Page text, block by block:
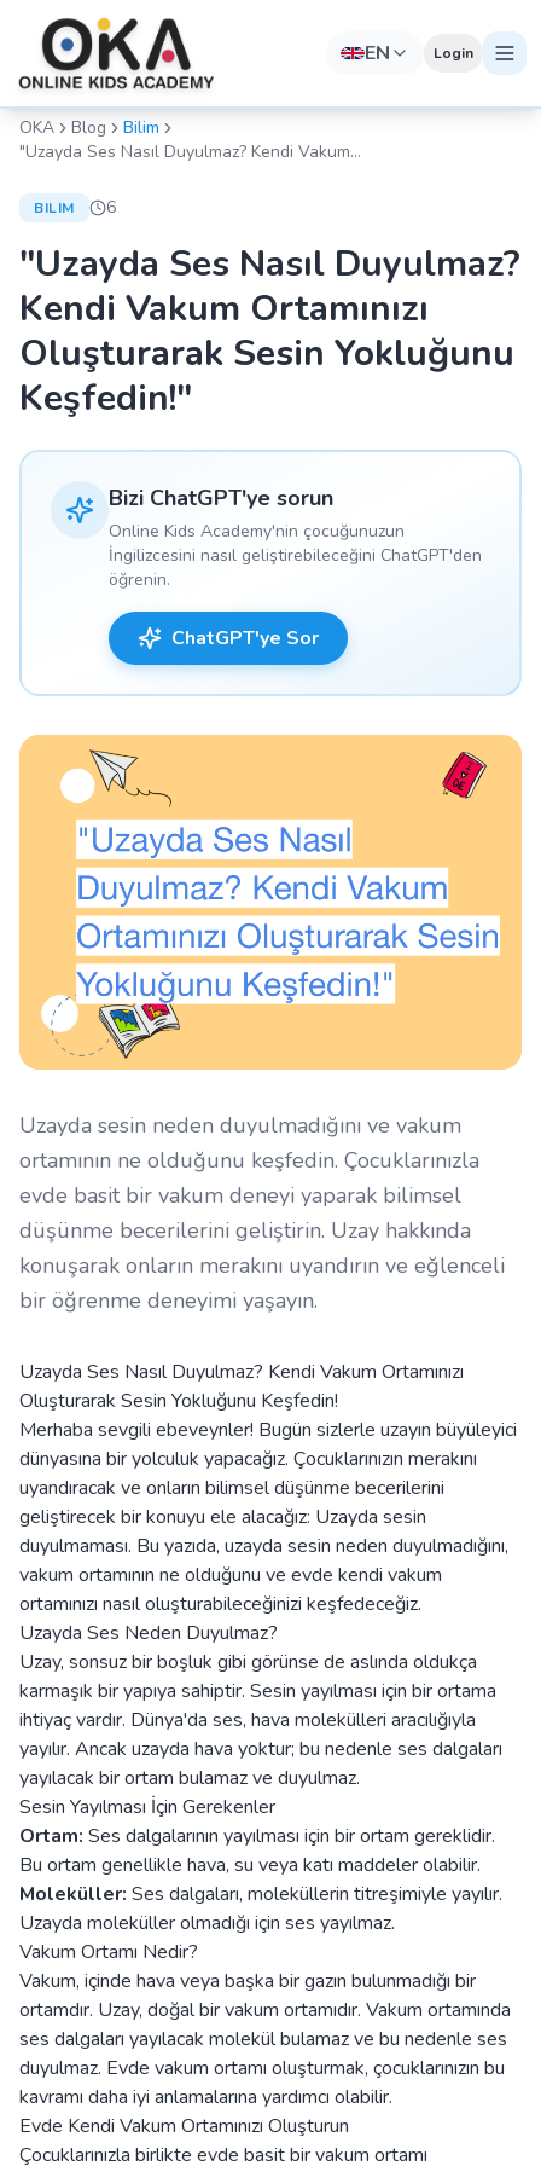
EN Login
OKA Blog
Bilim
"Uzayda Ses Nasıl Duyulmaz? Kendi Vakum
Keşfedin!"
BILIM 6
"Uzayda Ses Nasıl Duyulmaz?
Kendi Vakum Ortamınızı
Oluşturarak Sesin Yokluğunu
Keşfedin!"
Bizi ChatGPT'ye sorun
Online Kids Academy'nin çocuğunuzun
İngilizcesini nasıl geliştirebileceğini ChatGPT'den
öğrenin.
ChatGPT'ye Sor
Uzayda sesin neden duyulmadığını ve vakum
ortamının ne olduğunu keşfedin. Çocuklarınızla
evde basit bir vakum deneyi yaparak bilimsel
düşünme becerilerini geliştirin. Uzay hakkında
konuşarak onların merakını uyandırın ve eğlenceli
bir öğrenme deneyimi yaşayın.
Uzayda Ses Nasıl Duyulmaz? Kendi Vakum Ortamınızı
Oluşturarak Sesin Yokluğunu Keşfedin!
Merhaba sevgili ebeveynler! Bugün sizlerle uzayın büyüleyici
dünyasına bir yolculuk yapacağız. Çocuklarınızın merakını
uyandıracak ve onların bilimsel düşünme becerilerini
geliştirecek bir konuyu ele alacağız: Uzayda sesin
duyulmaması. Bu yazıda, uzayda sesin neden duyulmadığını,
vakum ortamının ne olduğunu ve evde kendi vakum
ortamınızı nasıl oluşturabileceğinizi keşfedeceğiz.
Uzayda Ses Neden Duyulmaz?
Uzay, sonsuz bir boşluk gibi görünse de aslında oldukça
karmaşık bir yapıya sahiptir. Sesin yayılması için bir ortama
ihtiyaç vardır. Dünya'da ses, hava molekülleri aracılığıyla
yayılır. Ancak uzayda hava yoktur; bu nedenle ses dalgaları
yayılacak bir ortam bulamaz ve duyulmaz.
Sesin Yayılması İçin Gerekenler
Ortam: Ses dalgalarının yayılması için bir ortam gereklidir.
Bu ortam genellikle hava, su veya katı maddeler olabilir.
Moleküller: Ses dalgaları, moleküllerin titreşimiyle yayılır.
Uzayda moleküller olmadığı için ses yayılmaz.
Vakum Ortamı Nedir?
Vakum, içinde hava veya başka bir gazın bulunmadığı bir
ortamdır. Uzay, doğal bir vakum ortamıdır. Vakum ortamında
ses dalgaları yayılacak molekül bulamaz ve bu nedenle ses
duyulmaz. Evde vakum ortamı oluşturmak, çocuklarınızın bu
kavramı daha iyi anlamalarına yardımcı olabilir.
Evde Kendi Vakum Ortamınızı Oluşturun
Çocuklarınızla birlikte evde basit bir vakum ortamı